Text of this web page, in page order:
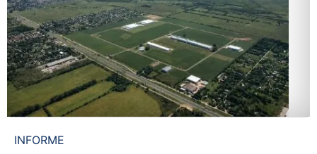
INFORME